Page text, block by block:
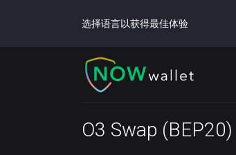
选择语言以获得最佳体验
O3 Swap